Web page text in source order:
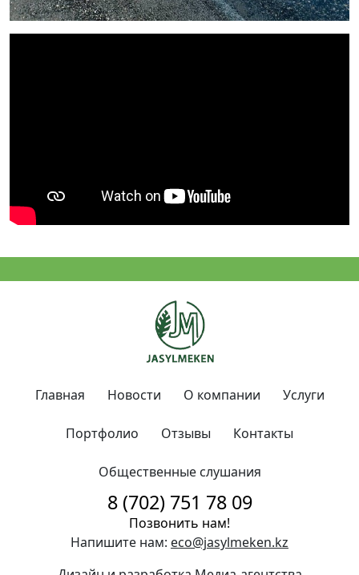
Главная Новости О компании Услуги
Портфолио Отзывы Контакты
Общественные слушания
8 (702) 751 78 09
Позвонить нам!
Напишите нам: eco@jasylmeken.kz